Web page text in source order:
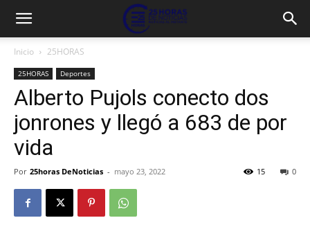
Inicio 25HORAS
25HORAS Deportes
Alberto Pujols conecto dos
jonrones y llegó a 683 de por
vida
Por 25horas DeNoticias - mayo 23, 2022 0
15